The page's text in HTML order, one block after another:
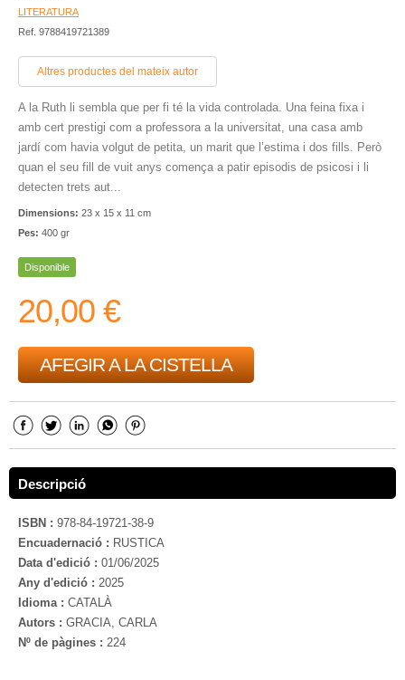
LITERATURA
Ref. 9788419721389
Altres productes del mateix autor
A la Ruth li sembla que per fi té la vida controlada. Una feina fixa i
amb cert prestigi com a professora a la universitat, una casa amb
jardí com havia volgut de petita, un marit que l’estima i dos fills. Però
quan el seu fill de vuit anys comença a patir episodis de psicosi i li
detecten trets aut...
Dimensions: 23 x 15 x 11 cm
Pes: 400 gr
Disponible
20,00 €
AFEGIR A LA CISTELLA
Descripció
ISBN : 978-84-19721-38-9
Encuadernació : RUSTICA
Data d'edició : 01/06/2025
Any d'edició : 2025
Idioma : CATALÀ
Autors : GRACIA, CARLA
Nº de pàgines : 224